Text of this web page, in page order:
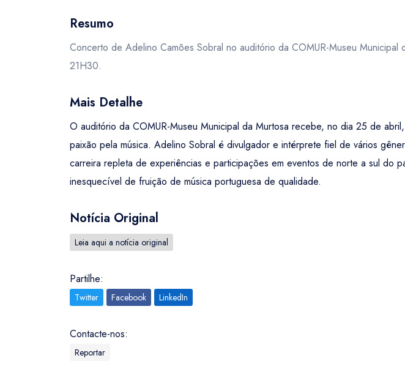
Resumo
Concerto de Adelino Camões Sobral no auditório da COMUR-Museu
21H30.
Mais Detalhe
O auditório da COMUR-Museu Municipal da Murtosa recebe, no dia 25 de
paixão pela música. Adelino Sobral é divulgador e intérprete fiel de vários
carreira repleta de experiências e participações em eventos de norte a sul do
inesquecível de fruição de música portuguesa de qualidade.
Notícia Original
Leia aqui a notícia original
Partilhe:
Twitter Facebook LinkedIn
Contacte-nos:
Reportar